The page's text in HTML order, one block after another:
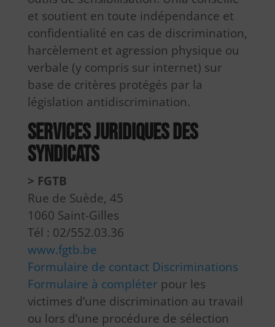
et soutient en toute indépendance et
confidentialité en cas de discrimination,
harcèlement et agression physique ou
verbale (y compris sur internet) sur
base de critères protégés par la
législation antidiscrimination.
Services juridiques des
syndicats
> FGTB
Rue de Suède, 45
1060 Saint-Gilles
Tél : 02/552.03.36
www.fgtb.be
Formulaire de contact Discriminations
Formulaire à compléterpour les
victimes d’une discrimination au travail
ou lors d’une procédure de sélection